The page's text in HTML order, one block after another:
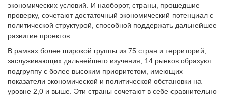
экономических условий. И наоборот, страны, прошедшие
проверку, сочетают достаточный экономический потенциал с
политической структурой, способной поддержать дальнейшее
развитие проектов.
В рамках более широкой группы из 75 стран и территорий,
заслуживающих дальнейшего изучения, 14 рынков образуют
подгруппу с более высоким приоритетом, имеющих
показатели экономической и политической обстановки на
уровне 2,0 и выше. Эти страны сочетают в себе сравнительно